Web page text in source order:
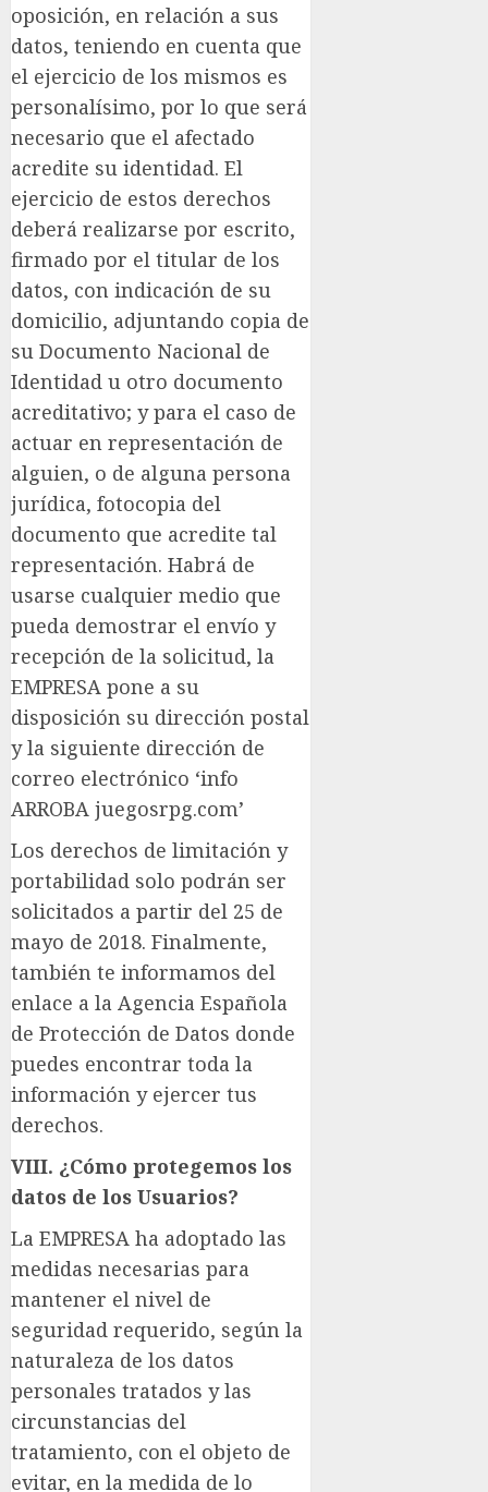
oposición, en relación a sus
datos, teniendo en cuenta que
el ejercicio de los mismos es
personalísimo, por lo que será
necesario que el afectado
acredite su identidad. El
ejercicio de estos derechos
deberá realizarse por escrito,
firmado por el titular de los
datos, con indicación de su
domicilio, adjuntando copia de
su Documento Nacional de
Identidad u otro documento
acreditativo; y para el caso de
actuar en representación de
alguien, o de alguna persona
jurídica, fotocopia del
documento que acredite tal
representación. Habrá de
usarse cualquier medio que
pueda demostrar el envío y
recepción de la solicitud, la
EMPRESA pone a su
disposición su dirección postal
y la siguiente dirección de
correo electrónico ‘info
ARROBA juegosrpg.com’
Los derechos de limitación y
portabilidad solo podrán ser
solicitados a partir del 25 de
mayo de 2018. Finalmente,
también te informamos del
enlace a la Agencia Española
de Protección de Datos donde
puedes encontrar toda la
información y ejercer tus
derechos.
VIII. ¿Cómo protegemos los
datos de los Usuarios?
La EMPRESA ha adoptado las
medidas necesarias para
mantener el nivel de
seguridad requerido, según la
naturaleza de los datos
personales tratados y las
circunstancias del
tratamiento, con el objeto de
evitar, en la medida de lo